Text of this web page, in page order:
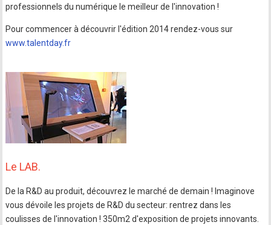
professionnels du numérique le meilleur de l'innovation !
Pour commencer à découvrir l'édition 2014 rendez-vous sur
www.talentday.fr
Le LAB.
De la R&D au produit, découvrez le marché de demain ! Imaginove
vous dévoile les projets de R&D du secteur: rentrez dans les
coulisses de l'innovation ! 350m2 d'exposition de projets innovants.